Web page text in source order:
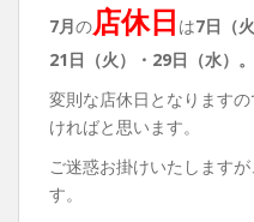
7月の店休日 は7日（
21日（火）・29日（水）。
変則な店休日となります
ければと思います。
ご迷惑お掛けいたします
す。